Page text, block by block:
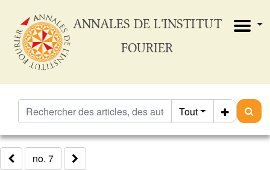
ANNALES DE L'INSTITUT
FOURIER
Tout
no. 7